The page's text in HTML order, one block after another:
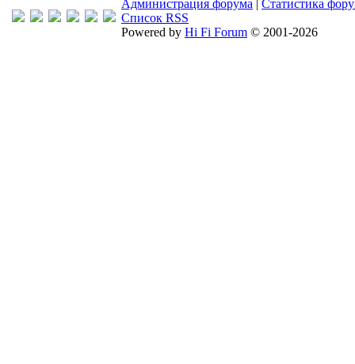
Администрация форума
Статистика
Список RSS
Powered by Hi Fi Forum © 2001-2026